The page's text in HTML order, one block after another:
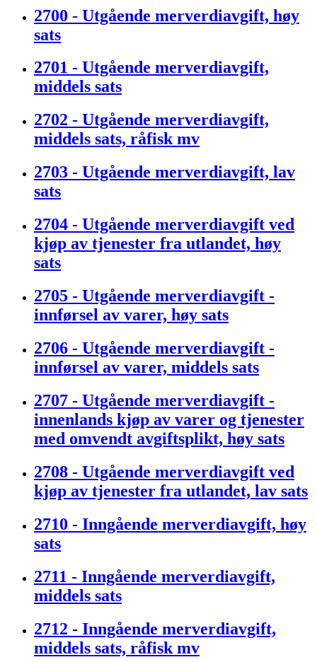
2700 - Utgående merverdiavgift, høy
sats
2701 - Utgående merverdiavgift,
middels sats
2702 - Utgående merverdiavgift,
middels sats, råfisk mv
2703 - Utgående merverdiavgift, lav
sats
2704 - Utgående merverdiavgift ved
kjøp av tjenester fra utlandet, høy
sats
2705 - Utgående merverdiavgift -
innførsel av varer, høy sats
2706 - Utgående merverdiavgift -
innførsel av varer, middels sats
2707 - Utgående merverdiavgift -
innenlands kjøp av varer og tjenester
med omvendt avgiftsplikt, høy sats
2708 - Utgående merverdiavgift ved
kjøp av tjenester fra utlandet, lav sats
2710 - Inngående merverdiavgift, høy
sats
2711 - Inngående merverdiavgift,
middels sats
2712 - Inngående merverdiavgift,
middels sats, råfisk mv